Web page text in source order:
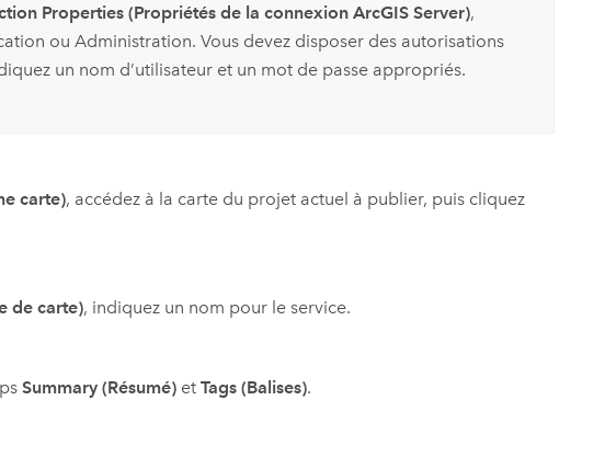
Properties (Propriétés de la connexion ArcGIS Server),
ou Administration. Vous devez disposer des autorisations
un nom d’utilisateur et un mot de passe appropriés.
carte), accédez à la carte du projet actuel à publier, puis cliquez
de carte), indiquez un nom pour le service.
Summary (Résumé) etTags (Balises).